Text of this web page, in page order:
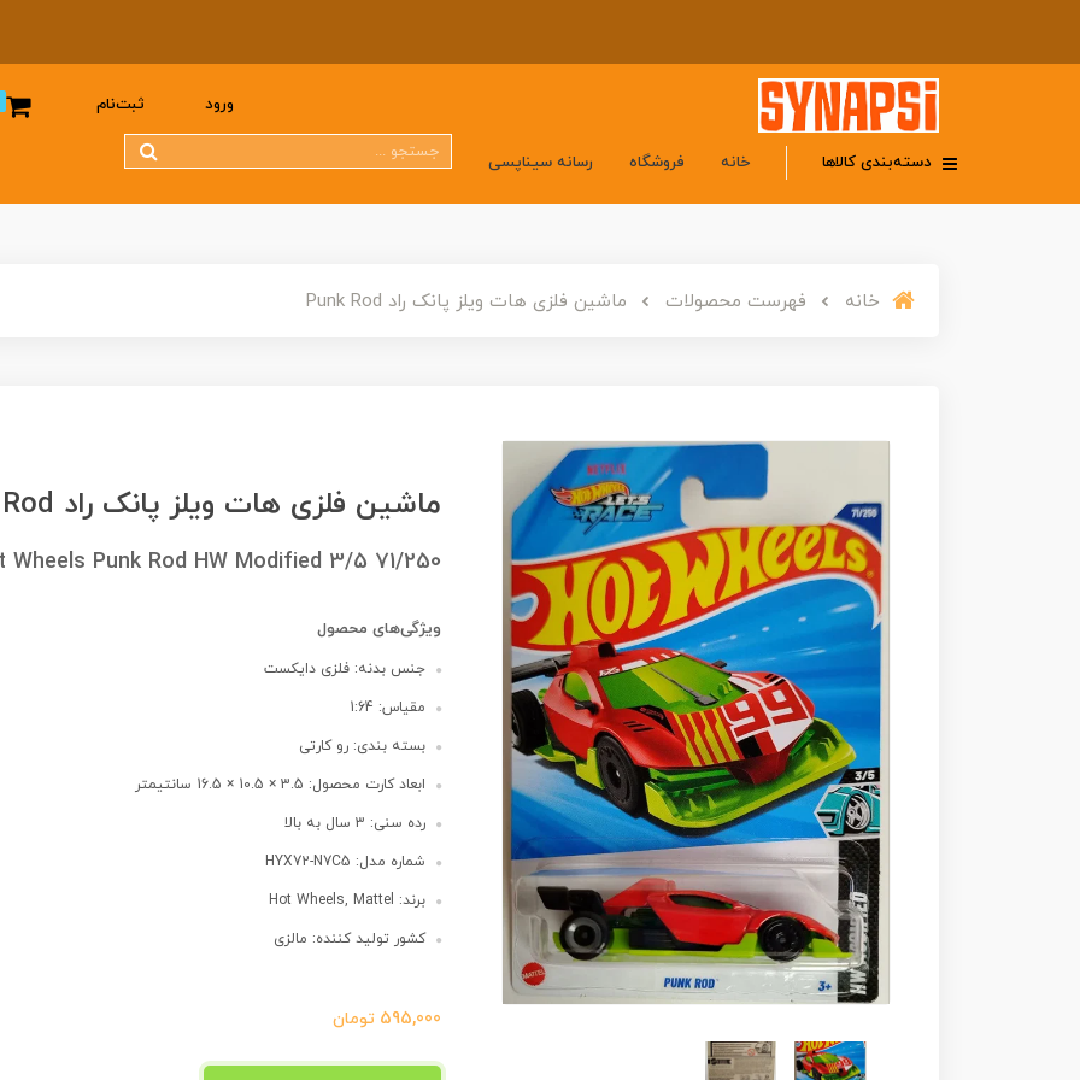
ورود ثبت‌نام
دسته‌بندی کالاها خانه فروشگاه رسانه سیناپسی
خانه فهرست محصولات ماشین فلزی هات ویلز پانک راد Punk Rod
ماشین فلزی هات ویلز پانک راد Punk Rod
Wheels Punk Rod HW Modified 3/5 71/250
ویژگی‌های محصول
جنس بدنه: فلزی دایکست
مقیاس: 1:64
بسته بندی: رو کارتی
ابعاد کارت محصول: 3.5 × 10.5 × 16.5 سانتیمتر
رده سنی: 3 سال به بالا
شماره مدل: HYX72-N7C5
برند: Hot Wheels, Mattel
کشور تولید کننده: مالزی
595,000 تومان